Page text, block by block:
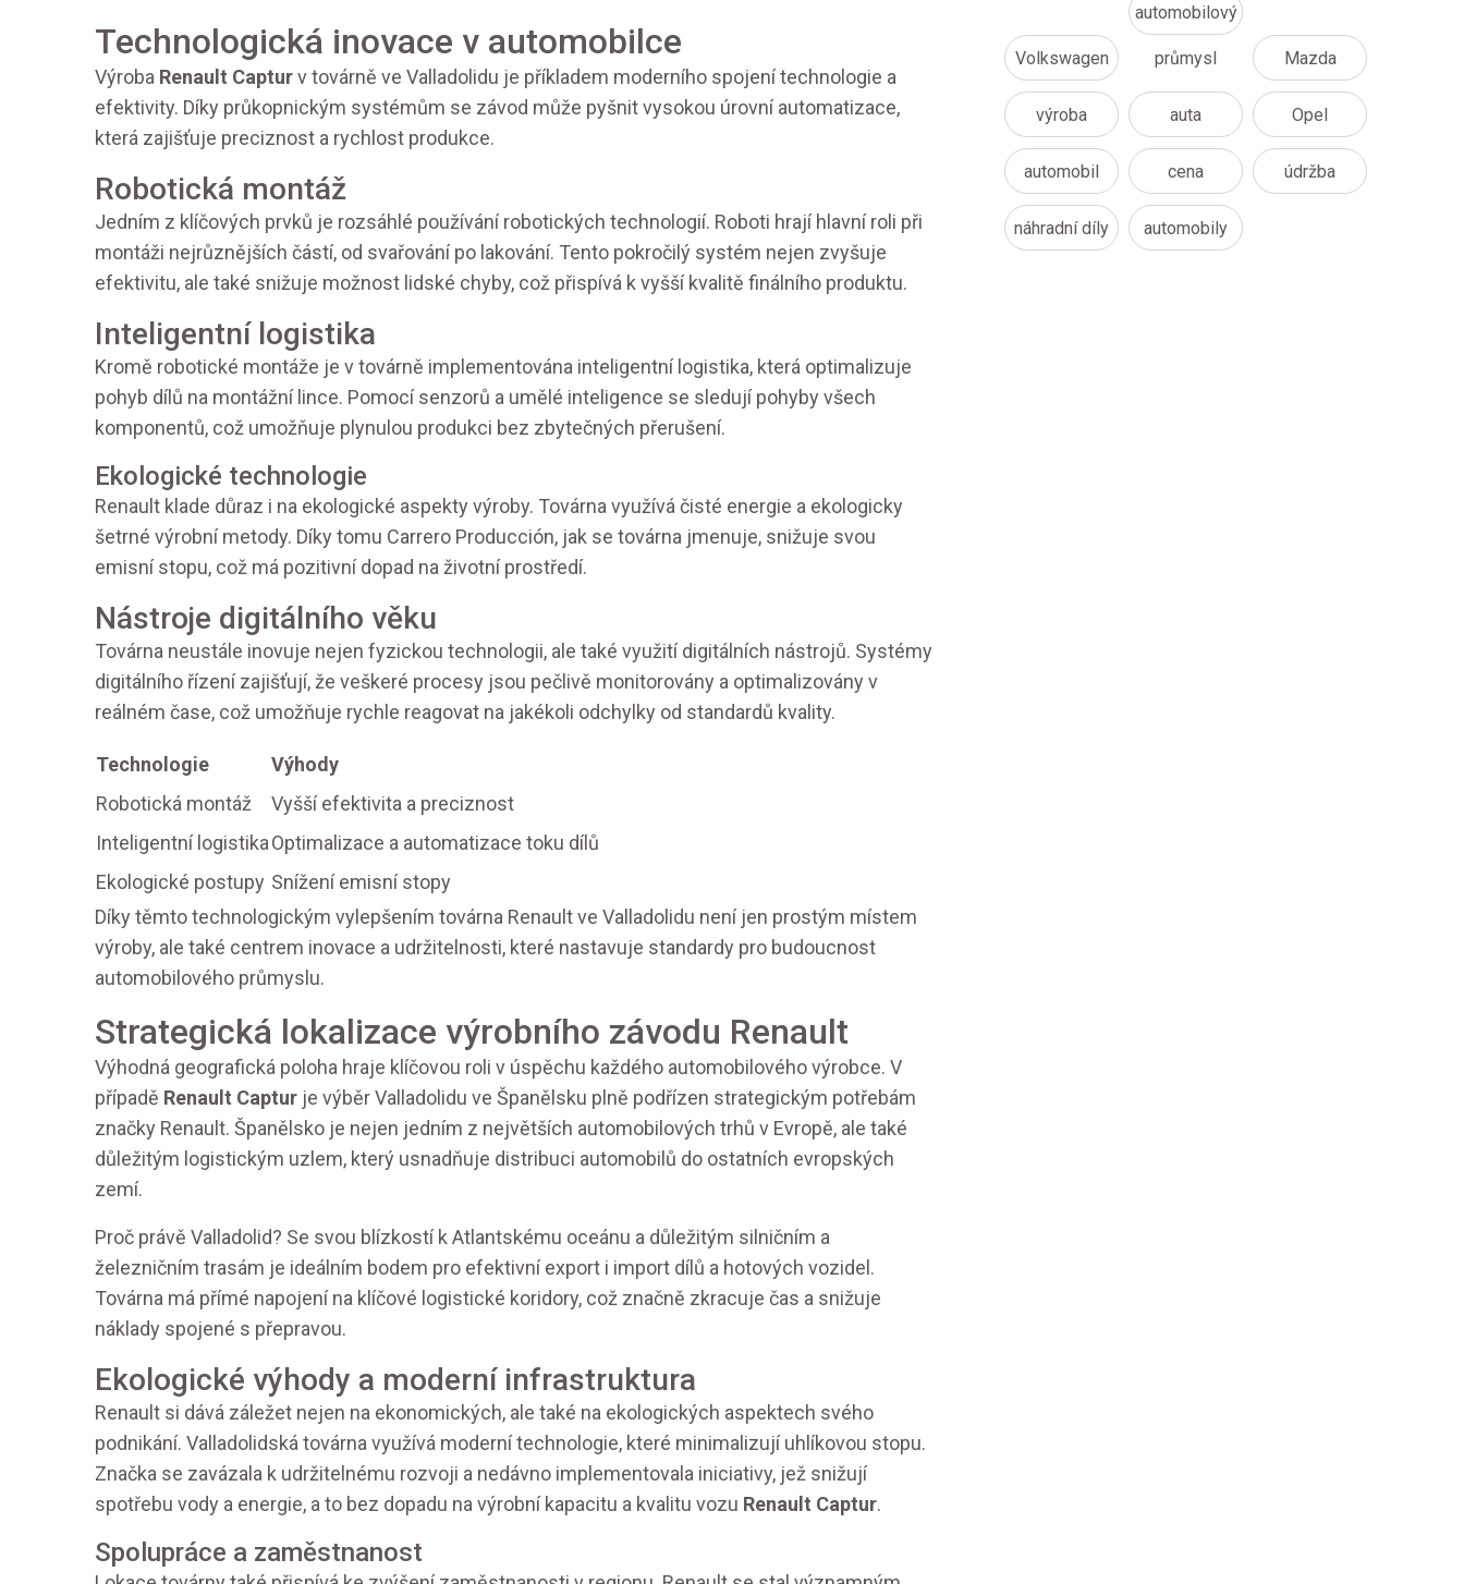
Technologická inovace v automobilce
Výroba Renault Capturv továrně ve Valladolidu je příkladem moderního spojení technologie a
efektivity. Díky průkopnickým systémům se závod může pyšnit vysokou úrovní automatizace,
která zajišťuje preciznost a rychlost produkce.
Robotická montáž
Jedním z klíčových prvků je rozsáhlé používání robotických technologií. Roboti hrají hlavní roli při
montáži nejrůznějších částí, od svařování po lakování. Tento pokročilý systém nejen zvyšuje
efektivitu, ale také snižuje možnost lidské chyby, což přispívá k vyšší kvalitě finálního produktu.
Inteligentní logistika
Kromě robotické montáže je v továrně implementována inteligentní logistika, která optimalizuje
pohyb dílů na montážní lince. Pomocí senzorů a umělé inteligence se sledují pohyby všech
komponentů, což umožňuje plynulou produkci bez zbytečných přerušení.
Ekologické technologie
Renault klade důraz i na ekologické aspekty výroby. Továrna využívá čisté energie a ekologicky
šetrné výrobní metody. Díky tomu Carrero Producción, jak se továrna jmenuje, snižuje svou
emisní stopu, což má pozitivní dopad na životní prostředí.
Nástroje digitálního věku
Továrna neustále inovuje nejen fyzickou technologii, ale také využití digitálních nástrojů. Systémy
digitálního řízení zajišťují, že veškeré procesy jsou pečlivě monitorovány a optimalizovány v
reálném čase, což umožňuje rychle reagovat na jakékoli odchylky od standardů kvality.
Technologie
Výhody
Robotická montáž
Vyšší efektivita a preciznost
Inteligentní logistikaOptimalizace a automatizace toku dílů
Ekologické postupy Snížení emisní stopy
Díky těmto technologickým vylepšením továrna Renault ve Valladolidu není jen prostým místem
výroby, ale také centrem inovace a udržitelnosti, které nastavuje standardy pro budoucnost
automobilového průmyslu.
Strategická lokalizace výrobního závodu Renault
Výhodná geografická poloha hraje klíčovou roli v úspěchu každého automobilového výrobce. V
případě Renault Captur je výběr Valladolidu ve Španělsku plně podřízen strategickým potřebám
značky Renault. Španělsko je nejen jedním z největších automobilových trhů v Evropě, ale také
důležitým logistickým uzlem, který usnadňuje distribuci automobilů do ostatních evropských
zemí.
Proč právě Valladolid? Se svou blízkostí k Atlantskému oceánu a důležitým silničním a
železničním trasám je ideálním bodem pro efektivní export i import dílů a hotových vozidel.
Továrna má přímé napojení na klíčové logistické koridory, což značně zkracuje čas a snižuje
náklady spojené s přepravou.
Ekologické výhody a moderní infrastruktura
Renault si dává záležet nejen na ekonomických, ale také na ekologických aspektech svého
podnikání. Valladolidská továrna využívá moderní technologie, které minimalizují uhlíkovou stopu.
Značka se zavázala k udržitelnému rozvoji a nedávno implementovala iniciativy, jež snižují
spotřebu vody a energie, a to bez dopadu na výrobní kapacitu a kvalitu vozu Renault Captur.
Spolupráce a zaměstnanost
Volkswagen
automobilový
průmysl Mazda
výroba auta Opel
automobil cena údržba
náhradní díly automobily